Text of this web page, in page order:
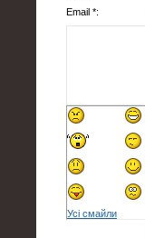
Email *:
Усі смайли